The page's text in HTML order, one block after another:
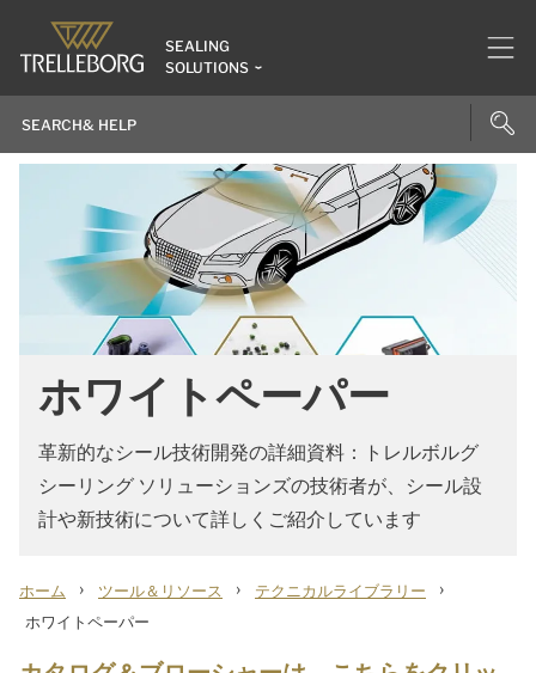
SEALING
SOLUTIONS
ホワイトペーパー
革新的なシール技術開発の詳細資料：トレルボルグ
シーリング ソリューションズの技術者が、シール設
計や新技術について詳しくご紹介しています
ホーム › ツール＆リソース › テクニカルライブラリー ›
ホワイトペーパー